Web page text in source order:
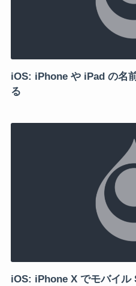
iOS: iPhone や iPad の名
る
iOS: iPhone X でモバイル